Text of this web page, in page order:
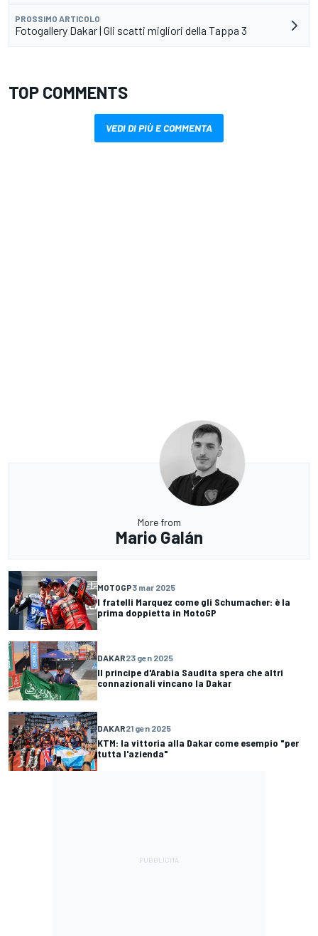
PROSSIMO ARTICOLO
Fotogallery Dakar | Gli scatti migliori della Tappa 3
TOP COMMENTS
VEDI DI PIÙ E COMMENTA
More from
Mario Galán
MOTOGP3 mar 2025
I fratelli Marquez come gli Schumacher: è la
prima doppietta in MotoGP
DAKAR23 gen 2025
Il principe d'Arabia Saudita spera che altri
connazionali vincano la Dakar
DAKAR21 gen 2025
KTM: la vittoria alla Dakar come esempio "per
tutta l'azienda"